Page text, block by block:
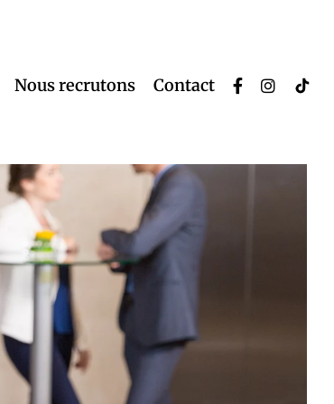
Nous recrutons Contact